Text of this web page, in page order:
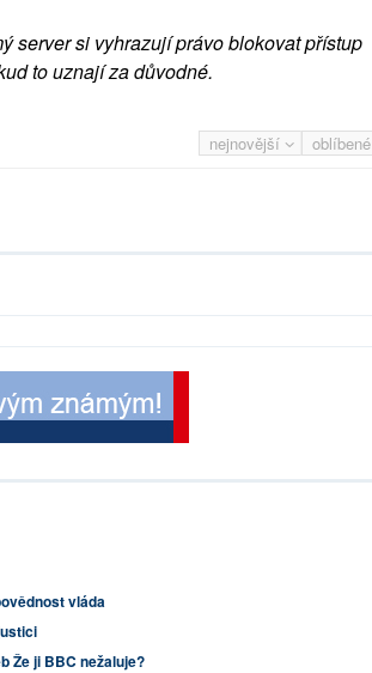
server si vyhrazují právo blokovat přístup
to uznají za důvodné.
nejnovější oblíbené
vláda
Že ji BBC nežaluje?